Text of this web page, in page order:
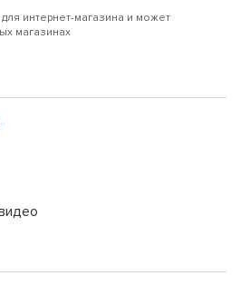
интернет-магазина и может
магазинах